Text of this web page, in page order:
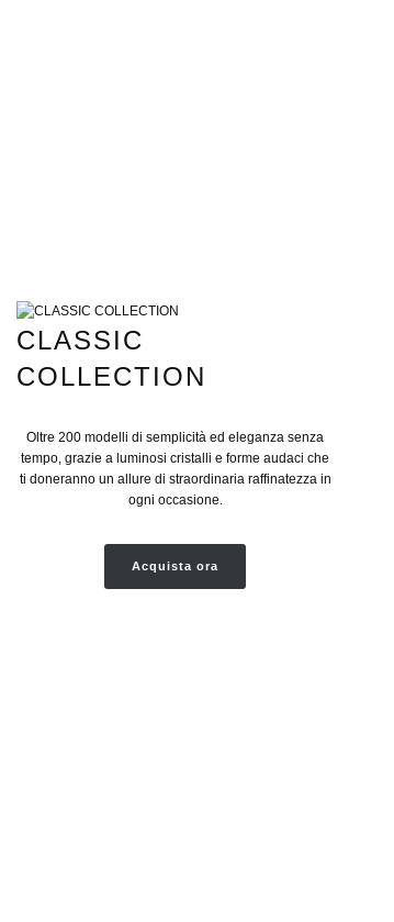
CLASSIC
COLLECTION
Oltre 200 modelli di semplicità ed eleganza senza
tempo, grazie a luminosi cristalli e forme audaci che
ti doneranno un allure di straordinaria raffinatezza in
ogni occasione.
Acquista ora